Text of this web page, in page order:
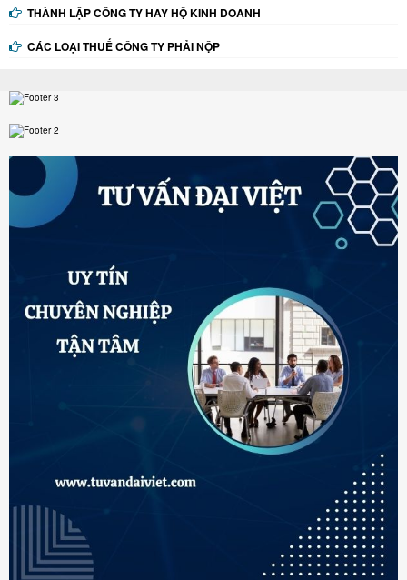
THÀNH LẬP CÔNG TY HAY HỘ KINH DOANH
CÁC LOẠI THUẾ CÔNG TY PHẢI NỘP